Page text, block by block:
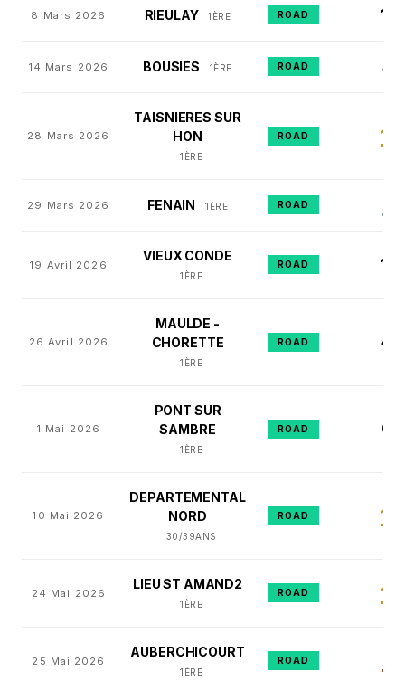
8 Mars 2026 RIEULAY 1ÈRE ROAD 11
14 Mars 2026 BOUSIES 1ÈRE ROAD 5
28 Mars 2026
TAISNIERES SUR
HON
1ÈRE
ROAD 1
29 Mars 2026 FENAIN 1ÈRE ROAD
19 Avril 2026
VIEUX CONDE
1ÈRE
ROAD 11
26 Avril 2026
MAULDE -
CHORETTE
1ÈRE
ROAD 4
1 Mai 2026
PONT SUR
SAMBRE
1ÈRE
ROAD 6
10 Mai 2026
DEPARTEMENTAL
NORD
30/39ANS
ROAD 1
24 Mai 2026
LIEU ST AMAND2
1ÈRE
ROAD 1
25 Mai 2026
AUBERCHICOURT
1ÈRE
ROAD